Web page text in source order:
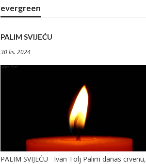
evergreen
PALIM SVIJEĆU
30 lis. 2024
PALIM SVIJEĆU Ivan Tolj Palim danas crvenu,